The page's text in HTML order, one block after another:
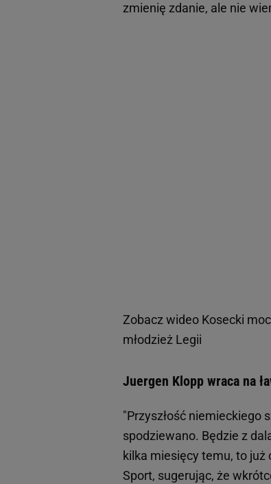
zmienię zdanie, ale nie
Zobacz wideo Kosecki
młodzież Legii
Juergen Klopp wraca na
"Przyszłość niemieckiego
spodziewano. Będzie z
kilka miesięcy temu, to
Sport, sugerując, że